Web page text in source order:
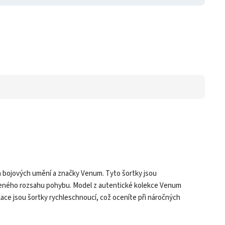
umění a značky Venum. Tyto šortky jsou
rozsahu pohybu. Model z autentické kolekce Venum
jsou šortky rychleschnoucí, což oceníte při náročných